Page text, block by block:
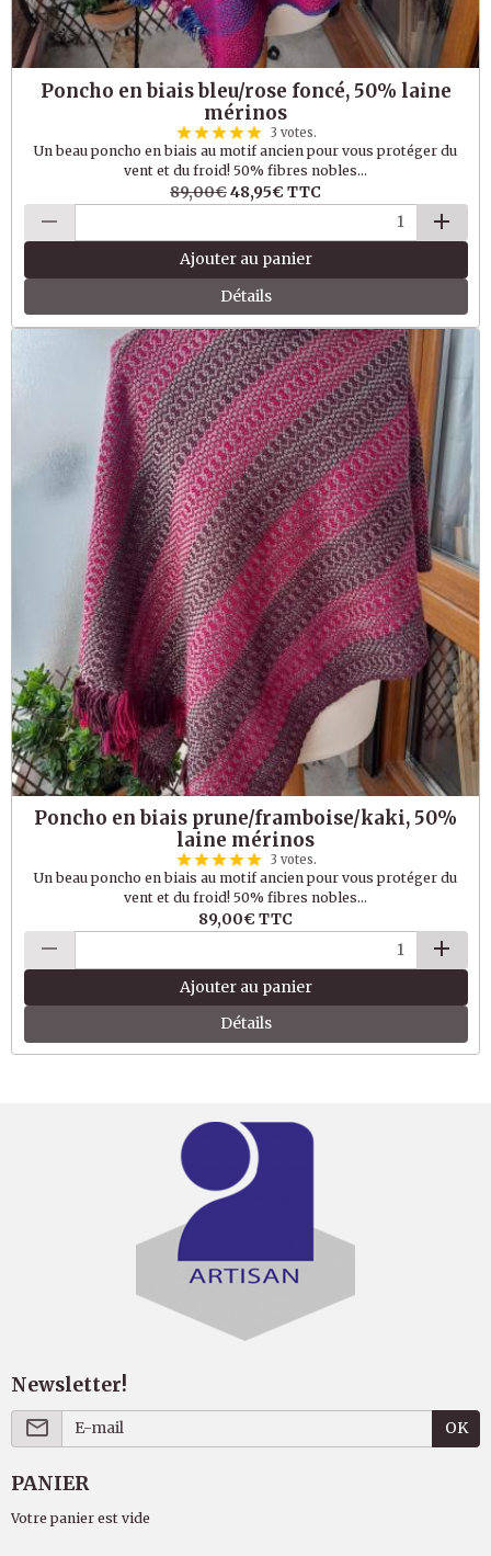
Poncho en biais bleu/rose foncé, 50% laine
mérinos
3 votes.
Un beau poncho en biais au motif ancien pour vous protéger du
vent et du froid! 50% fibres nobles...
89,00€48,95€ TTC
Ajouter au panier
Détails
Poncho en biais prune/framboise/kaki, 50%
laine mérinos
3 votes.
Un beau poncho en biais au motif ancien pour vous protéger du
vent et du froid! 50% fibres nobles...
89,00€ TTC
Ajouter au panier
Détails
Newsletter!
OK
PANIER
Votre panier est vide